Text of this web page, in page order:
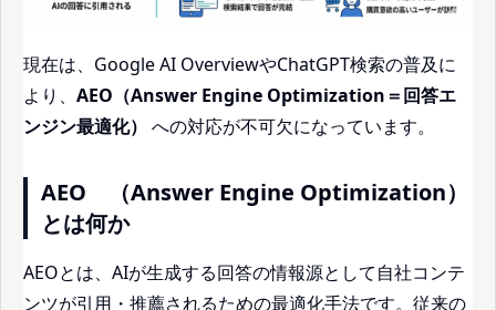
現在は、Google AI OverviewやChatGPT検索の普及に
より、 AEO（Answer Engine Optimization＝回答エ
ンジン最適化） への対応が不可欠になっています。
AEO　（Answer Engine Optimization）
とは何か
AEOとは、AIが生成する回答の情報源として自社コンテ
ンツが引用・推薦されるための最適化手法です。従来の